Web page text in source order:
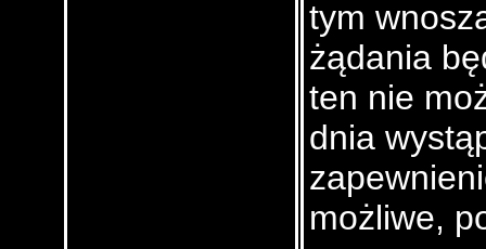
tym
żądania
ten nie
dnia
możliwe,